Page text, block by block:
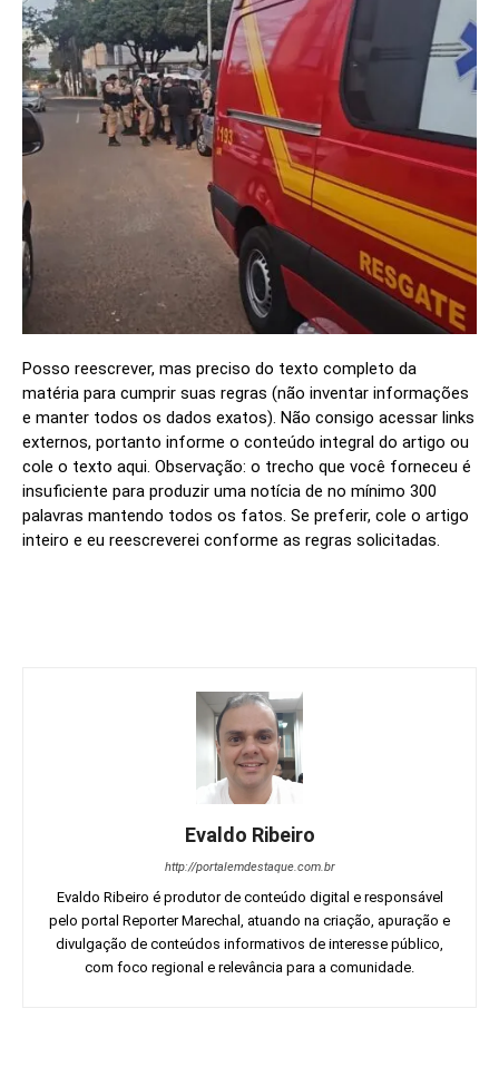
Posso reescrever, mas preciso do texto completo da
matéria para cumprir suas regras (não inventar informações
e manter todos os dados exatos). Não consigo acessar links
externos, portanto informe o conteúdo integral do artigo ou
cole o texto aqui. Observação: o trecho que você forneceu é
insuficiente para produzir uma notícia de no mínimo 300
palavras mantendo todos os fatos. Se preferir, cole o artigo
inteiro e eu reescreverei conforme as regras solicitadas.
Evaldo Ribeiro
http://portalemdestaque.com.br
Evaldo Ribeiro é produtor de conteúdo digital e responsável
pelo portal Reporter Marechal, atuando na criação, apuração e
divulgação de conteúdos informativos de interesse público,
com foco regional e relevância para a comunidade.